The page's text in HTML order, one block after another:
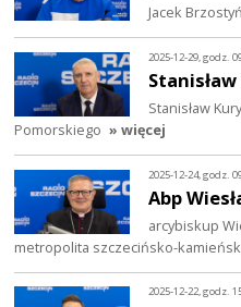
Jacek
2025-12-29, godz.
Stanisław
Stanisław
Pomorskiego » więcej
2025-12-24, godz.
Abp
arcybiskup
metropolita szczecińsko-
2025-12-22, godz.